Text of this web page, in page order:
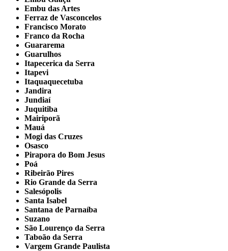
Embu das Artes
Ferraz de Vasconcelos
Francisco Morato
Franco da Rocha
Guararema
Guarulhos
Itapecerica da Serra
Itapevi
Itaquaquecetuba
Jandira
Jundiaí
Juquitiba
Mairiporã
Mauá
Mogi das Cruzes
Osasco
Pirapora do Bom Jesus
Poá
Ribeirão Pires
Rio Grande da Serra
Salesópolis
Santa Isabel
Santana de Parnaíba
Suzano
São Lourenço da Serra
Taboão da Serra
Vargem Grande Paulista